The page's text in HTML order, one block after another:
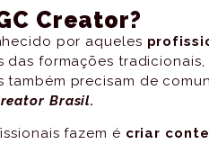
Creator?
por aqueles
das formações tradicionais,
também precisam de
Brasil.
fazem é criar